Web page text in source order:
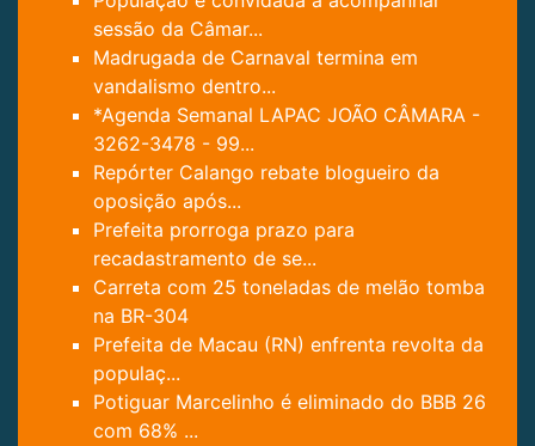
sessão da Câmar...
Madrugada de Carnaval termina em
vandalismo dentro...
*Agenda Semanal LAPAC JOÃO CÂMARA -
3262-3478 - 99...
Repórter Calango rebate blogueiro da
oposição após...
Prefeita prorroga prazo para
recadastramento de se...
Carreta com 25 toneladas de melão tomba
na BR-304
Prefeita de Macau (RN) enfrenta revolta da
populaç...
Potiguar Marcelinho é eliminado do BBB 26
com 68% ...